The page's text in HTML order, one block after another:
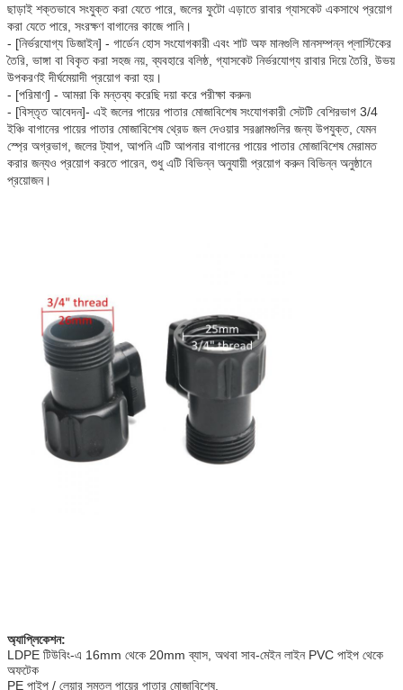
ছাড়াই শক্তভাবে সংযুক্ত করা যেতে পারে, জলের ফুটো এড়াতে রাবার গ্যাসকেট একসাথে প্রয়োগ
করা যেতে পারে, সংরক্ষণ বাগানের কাজে পানি।
- [নির্ভরযোগ্য ডিজাইন] - গার্ডেন হোস সংযোগকারী এবং শাট অফ মানগুলি মানসম্পন্ন প্লাস্টিকের
তৈরি, ভাঙ্গা বা বিকৃত করা সহজ নয়, ব্যবহারে বলিষ্ঠ, গ্যাসকেট নির্ভরযোগ্য রাবার দিয়ে তৈরি, উভয়
উপকরণই দীর্ঘমেয়াদী প্রয়োগ করা হয়।
- [পরিমাণ] - আমরা কি মন্তব্য করেছি দয়া করে পরীক্ষা করুন৷
- [বিস্তৃত আবেদন]- এই জলের পায়ের পাতার মোজাবিশেষ সংযোগকারী সেটটি বেশিরভাগ 3/4
ইঞ্চি বাগানের পায়ের পাতার মোজাবিশেষ থ্রেড জল দেওয়ার সরঞ্জামগুলির জন্য উপযুক্ত, যেমন
স্প্রে অগ্রভাগ, জলের ট্যাপ, আপনি এটি আপনার বাগানের পায়ের পাতার মোজাবিশেষ মেরামত
করার জন্যও প্রয়োগ করতে পারেন, শুধু এটি বিভিন্ন অনুযায়ী প্রয়োগ করুন বিভিন্ন অনুষ্ঠানে
প্রয়োজন।
অ্যাপ্লিকেশন:
LDPE টিউবিং-এ 16mm থেকে 20mm ব্যাস, অথবা সাব-মেইন লাইন PVC পাইপ থেকে
অফটেক
PE পাইপ / লেয়ার সমতল পায়ের পাতার মোজাবিশেষ.